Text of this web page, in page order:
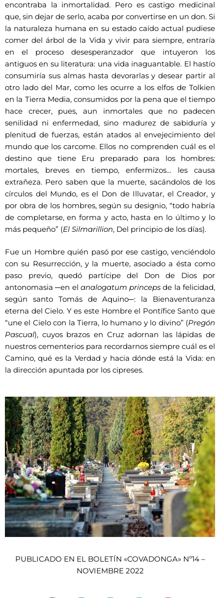
encontraba la inmortalidad. Pero es castigo medicinal
que, sin dejar de serlo, acaba por convertirse en un don. Si
la naturaleza humana en su estado caído actual pudiese
comer del árbol de la Vida y vivir para siempre, entraría
en el proceso desesperanzador que intuyeron los
antiguos en su literatura: una vida inaguantable. El hastío
consumiría sus almas hasta devorarlas y desear partir al
otro lado del Mar, como les ocurre a los elfos de Tolkien
en la Tierra Media, consumidos por la pena que el tiempo
hace crecer, pues, aun inmortales que no padecen
senilidad ni enfermedad, sino madurez de sabiduría y
plenitud de fuerzas, están atados al envejecimiento del
mundo que los carcome. Ellos no comprenden cuál es el
destino que tiene Eru preparado para los hombres:
mortales, breves en tiempo, enfermizos… les causa
extrañeza. Pero saben que la muerte, sacándolos de los
círculos del Mundo, es el Don de Illuvatar, el Creador, y
por obra de los hombres, según su designio, “todo habría
de completarse, en forma y acto, hasta en lo último y lo
más pequeño” (El Silmarillion, Del principio de los días).
Fue un Hombre quién pasó por ese castigo, venciéndolo
con su Resurrección, y la muerte, asociado a ésta como
paso previo, quedó partícipe del Don de Dios por
antonomasia ─en el analogatum princeps de la felicidad,
según santo Tomás de Aquino─: la Bienaventuranza
eterna del Cielo. Y es este Hombre el Pontífice Santo que
“une el Cielo con la Tierra, lo humano y lo divino” (Pregón
Pascual), cuyos brazos en Cruz adornan las lápidas de
nuestros cementerios para recordarnos siempre cuál es el
Camino, qué es la Verdad y hacia dónde está la Vida: en
la dirección apuntada por los cipreses.
PUBLICADO EN EL BOLETÍN «COVADONGA» Nº14 –
NOVIEMBRE 2022